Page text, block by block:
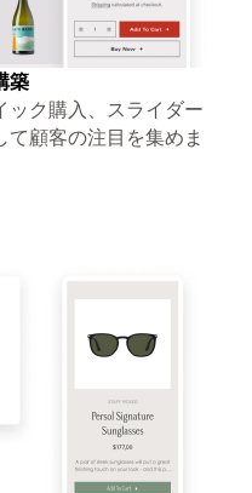
築
ック購入、スライダー
顧客の注目を集めま